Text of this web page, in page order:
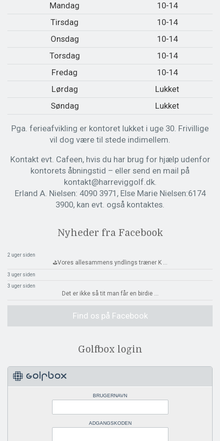
Mandag
10-14
Tirsdag
10-14
Onsdag
10-14
Torsdag
10-14
Fredag
10-14
Lørdag
Lukket
Søndag
Lukket
Pga. ferieafvikling er kontoret lukket i uge 30. Frivillige
vil dog være til stede indimellem.
Kontakt evt. Cafeen, hvis du har brug for hjælp udenfor
kontorets åbningstid – eller send en mail på
kontakt@harreviggolf.dk.
Erland A. Nielsen: 4090 3971, Else Marie Nielsen:6174
3900, kan evt. også kontaktes.
Nyheder fra Facebook
2 uger siden
⛳️Vores allesammens yndlings træner K ...
3 uger siden
3 uger siden
Det er ikke så tit man får en birdie ...
Find os på Facebook
Golfbox login
BRUGERNAVN
ADGANGSKODEN